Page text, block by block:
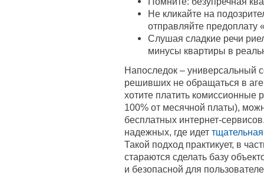
Не кликайте на
отправляйте
Слушая сладкие речи
минусы квартиры в
Напоследок – универсальный
решивших не обращаться в
хотите платить комиссионные
100% от месячной платы),
бесплатных интернет-
надежных, где идет
Такой подход практикует, в
стараются сделать базу
и безопасной для